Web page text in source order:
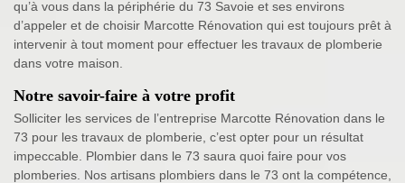
qu’à vous dans la périphérie du 73 Savoie et ses environs
d’appeler et de choisir Marcotte Rénovation qui est toujours prêt à
intervenir à tout moment pour effectuer les travaux de plomberie
dans votre maison.
Notre savoir-faire à votre profit
Solliciter les services de l’entreprise Marcotte Rénovation dans le
73 pour les travaux de plomberie, c’est opter pour un résultat
impeccable. Plombier dans le 73 saura quoi faire pour vos
plomberies. Nos artisans plombiers dans le 73 ont la compétence,